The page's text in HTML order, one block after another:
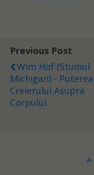
Previous Post
Wim Hof (Studiul
Michigan) - Puterea
Creierului Asupra
Corpului